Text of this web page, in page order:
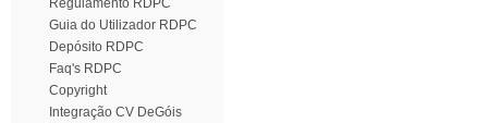
Regulamento RDPC
Guia do Utilizador RDPC
Depósito RDPC
Faq's RDPC
Copyright
Integração CV DeGóis